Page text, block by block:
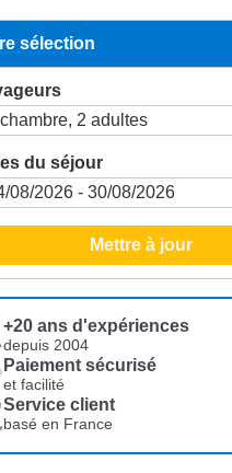
sélection
du séjour
Mettre à jour
+20 ans d'expériences
depuis 2004
Paiement sécurisé
et facilité
Service client
basé en France